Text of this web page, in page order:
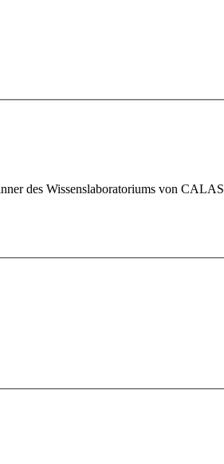
des Wissenslaboratoriums von CALAS